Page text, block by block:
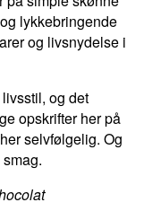
lykkebringende
og livsnydelse i
og det
opskrifter her på
selvfølgelig. Og